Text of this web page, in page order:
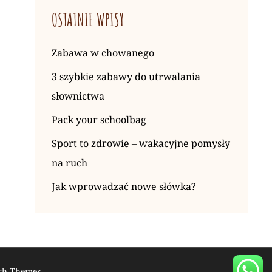
OSTATNIE WPISY
Zabawa w chowanego
3 szybkie zabawy do utrwalania
słownictwa
Pack your schoolbag
Sport to zdrowie – wakacyjne pomysły
na ruch
Jak wprowadzać nowe słówka?